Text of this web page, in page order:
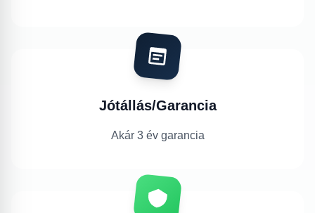
Jótállás/Garancia
Akár 3 év garancia